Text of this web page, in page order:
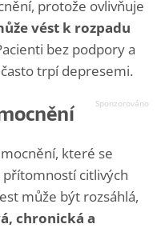
protože ovlivňuje
vést k rozpadu
bez podpory a
trpí depresemi.
které se
citlivých
může být rozsáhlá,
chronická a